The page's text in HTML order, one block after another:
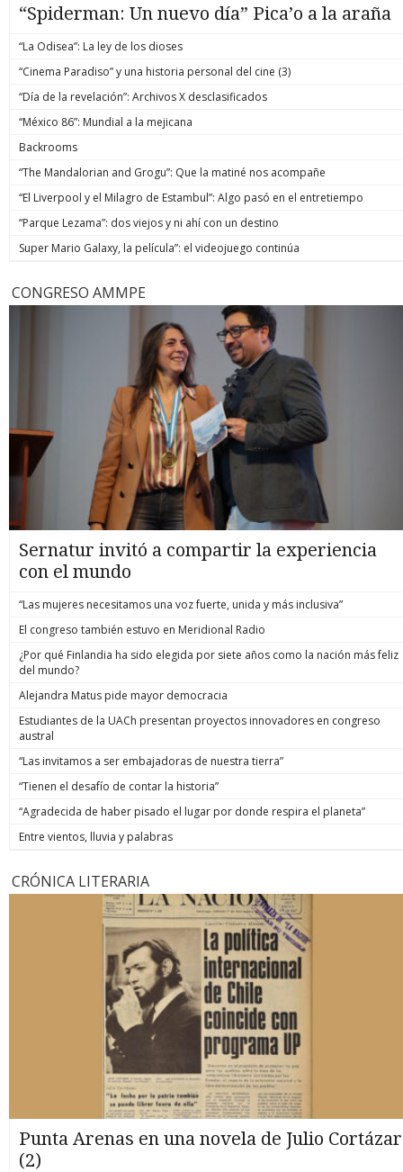
“Spiderman: Un nuevo día” Pica’o a la araña
“La Odisea”: La ley de los dioses
“Cinema Paradiso” y una historia personal del cine (3)
“Día de la revelación”: Archivos X desclasificados
“México 86”: Mundial a la mejicana
Backrooms
“The Mandalorian and Grogu”: Que la matiné nos acompañe
“El Liverpool y el Milagro de Estambul”: Algo pasó en el entretiempo
“Parque Lezama”: dos viejos y ni ahí con un destino
Super Mario Galaxy, la película”: el videojuego continúa
CONGRESO AMMPE
Sernatur invitó a compartir la experiencia
con el mundo
“Las mujeres necesitamos una voz fuerte, unida y más inclusiva”
El congreso también estuvo en Meridional Radio
¿Por qué Finlandia ha sido elegida por siete años como la nación más feliz
del mundo?
Alejandra Matus pide mayor democracia
Estudiantes de la UACh presentan proyectos innovadores en congreso
austral
“Las invitamos a ser embajadoras de nuestra tierra”
“Tienen el desafío de contar la historia”
“Agradecida de haber pisado el lugar por donde respira el planeta”
Entre vientos, lluvia y palabras
CRÓNICA LITERARIA
Punta Arenas en una novela de Julio Cortázar
(2)